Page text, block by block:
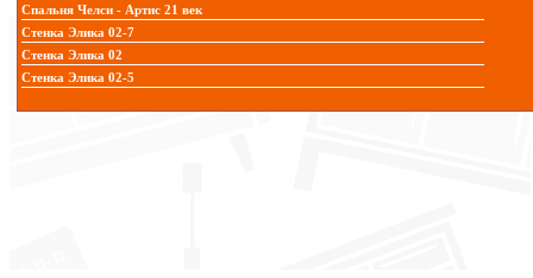
Спальня Челси - Артис 21 век
Стенка Элика 02-7
Стенка Элика 02
Стенка Элика 02-5